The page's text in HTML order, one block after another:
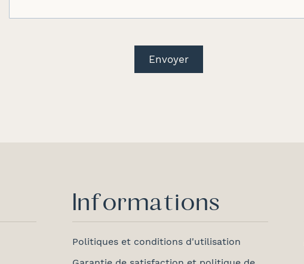
Envoyer
Informations
Politiques et conditions d'utilisation